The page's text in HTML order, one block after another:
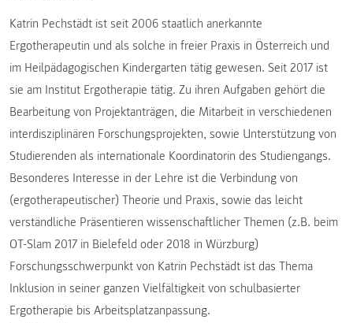
Katrin Pechstädt ist seit 2006 staatlich anerkannte
Ergotherapeutin und als solche in freier Praxis in Österreich und
im Heilpädagogischen Kindergarten tätig gewesen. Seit 2017 ist
sie am Institut Ergotherapie tätig. Zu ihren Aufgaben gehört die
Bearbeitung von Projektanträgen, die Mitarbeit in verschiedenen
interdisziplinären Forschungsprojekten, sowie Unterstützung von
Studierenden als internationale Koordinatorin des Studiengangs.
Besonderes Interesse in der Lehre ist die Verbindung von
(ergotherapeutischer) Theorie und Praxis, sowie das leicht
verständliche Präsentieren wissenschaftlicher Themen (z.B. beim
OT-Slam 2017 in Bielefeld oder 2018 in Würzburg)
Forschungsschwerpunkt von Katrin Pechstädt ist das Thema
Inklusion in seiner ganzen Vielfältigkeit von schulbasierter
Ergotherapie bis Arbeitsplatzanpassung.